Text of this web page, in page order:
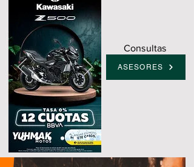
Consultas
ASESORES